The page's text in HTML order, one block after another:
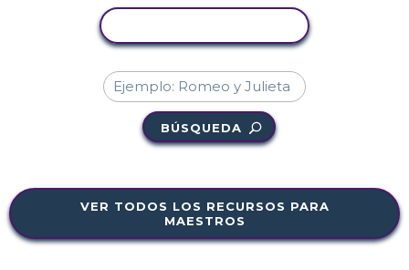
BÚSQUEDA
VER TODOS LOS RECURSOS PARA
MAESTROS